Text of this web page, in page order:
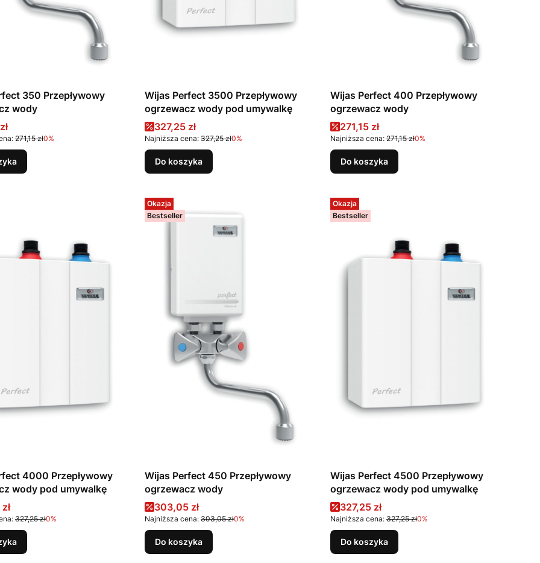
350 Przepływowy
wody
271,15 zł0%
Wijas Perfect 3500 Przepływowy
ogrzewacz wody pod umywalkę
Cena promocyjna
327,25 zł
Najniższa cena: 327,25 zł0%
Do koszyka
Wijas Perfect 400 Przepływowy
ogrzewacz wody
Cena promocyjna
271,15 zł
Najniższa cena: 271,15 zł0%
Do koszyka
4000 Przepływowy
wody pod umywalkę
327,25 zł0%
Okazja
Bestseller
Wijas Perfect 450 Przepływowy
ogrzewacz wody
Cena promocyjna
303,05 zł
Najniższa cena: 303,05 zł0%
Do koszyka
Okazja
Bestseller
Wijas Perfect 4500 Przepływowy
ogrzewacz wody pod umywalkę
Cena promocyjna
327,25 zł
Najniższa cena: 327,25 zł0%
Do koszyka